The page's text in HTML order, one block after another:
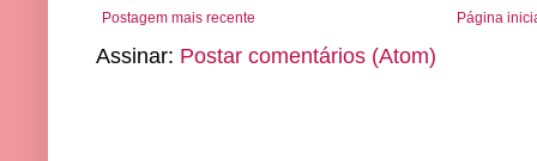
Postagem mais recente Página
Assinar: Postar comentários (Atom)